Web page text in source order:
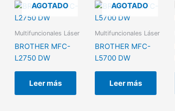
AGOTADO
Multifuncionales Láser
BROTHER MFC-
L2750 DW
Leer más
AGOTADO
Multifuncionales Láser
BROTHER MFC-
L5700 DW
Leer más